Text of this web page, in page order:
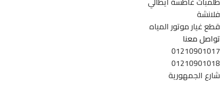
فلانشة
قطع غيار موتور المياه
تواصل معنا
01210901017
01210901018
شارع الجمهورية